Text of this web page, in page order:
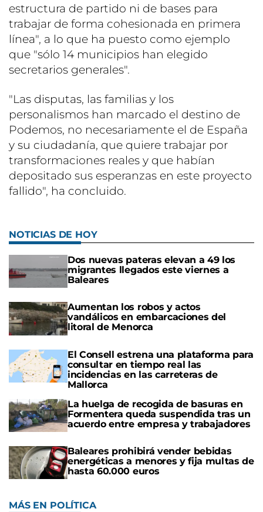
estructura de partido ni de bases para
trabajar de forma cohesionada en primera
línea", a lo que ha puesto como ejemplo
que "sólo 14 municipios han elegido
secretarios generales".
"Las disputas, las familias y los
personalismos han marcado el destino de
Podemos, no necesariamente el de España
y su ciudadanía, que quiere trabajar por
transformaciones reales y que habían
depositado sus esperanzas en este proyecto
fallido", ha concluido.
NOTICIAS DE HOY
Dos nuevas pateras elevan a 49 los
migrantes llegados este viernes a
Baleares
Aumentan los robos y actos
vandálicos en embarcaciones del
litoral de Menorca
El Consell estrena una plataforma para
consultar en tiempo real las
incidencias en las carreteras de
Mallorca
La huelga de recogida de basuras en
Formentera queda suspendida tras un
acuerdo entre empresa y trabajadores
Baleares prohibirá vender bebidas
energéticas a menores y fija multas de
hasta 60.000 euros
MÁS EN POLÍTICA